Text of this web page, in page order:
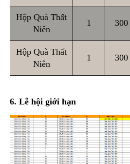
Hộp Quà Thất
Niên
1 300
Hộp Quà Thất
Niên
1 300
6. Lễ hội giới hạn